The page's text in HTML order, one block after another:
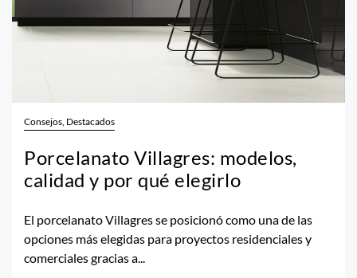
Consejos, Destacados
Porcelanato Villagres: modelos,
calidad y por qué elegirlo
El porcelanato Villagres se posicionó como una de las
opciones más elegidas para proyectos residenciales y
comerciales gracias a...